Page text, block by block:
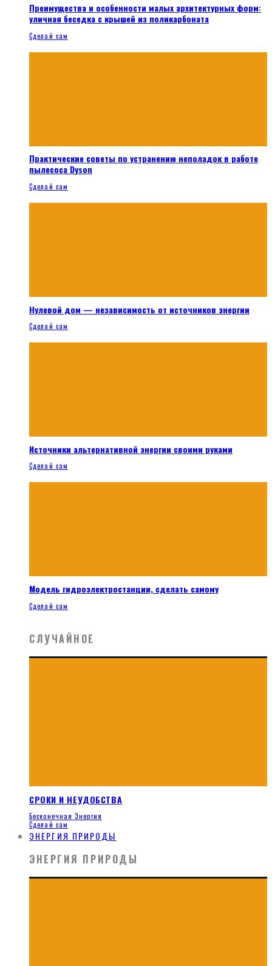
Преимущества и особенности малых архитектурных форм:
уличная беседка с крышей из поликарбоната
Сделай сам
Практические советы по устранению неполадок в работе
пылесоса Dyson
Сделай сам
Нулевой дом — независимость от источников энергии
Сделай сам
Источники альтернативной энергии своими руками
Сделай сам
Модель гидроэлектростанции, сделать самому
Сделай сам
СЛУЧАЙНОЕ
СРОКИ И НЕУДОБСТВА
Бесконечная Энергия
Сделай сам
ЭНЕРГИЯ ПРИРОДЫ
ЭНЕРГИЯ ПРИРОДЫ